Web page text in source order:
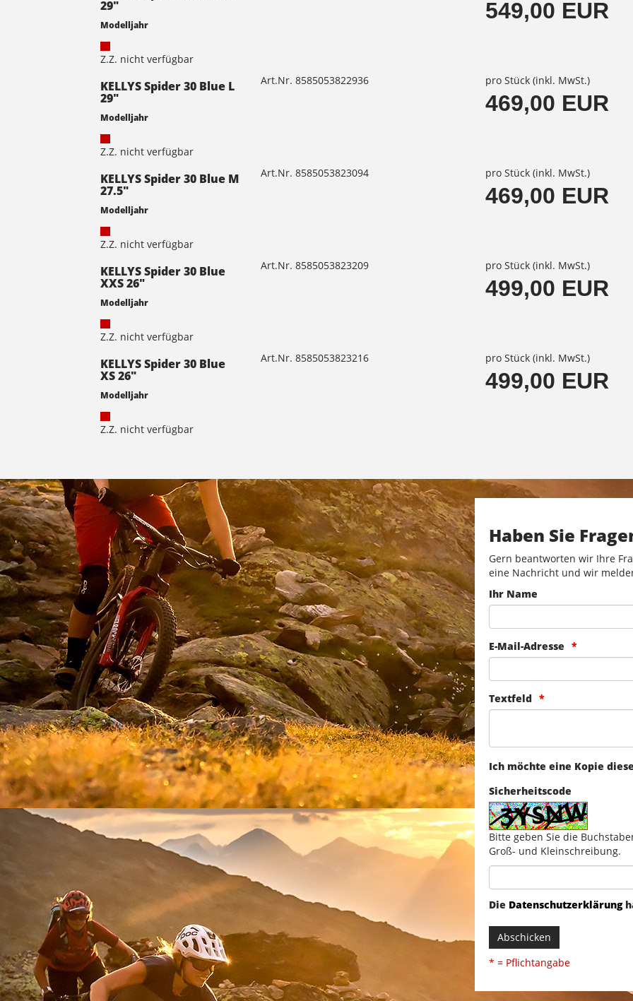
29"
Modelljahr
Z.Z. nicht verfügbar
549,00 EUR
KELLYS Spider 30 Blue L
29"
Modelljahr
Z.Z. nicht verfügbar
Art.Nr. 8585053822936 pro Stück (inkl. MwSt.)
469,00 EUR
KELLYS Spider 30 Blue M
27.5"
Modelljahr
Z.Z. nicht verfügbar
Art.Nr. 8585053823094 pro Stück (inkl. MwSt.)
469,00 EUR
KELLYS Spider 30 Blue
XXS 26"
Modelljahr
Z.Z. nicht verfügbar
Art.Nr. 8585053823209 pro Stück (inkl. MwSt.)
499,00 EUR
KELLYS Spider 30 Blue
XS 26"
Modelljahr
Z.Z. nicht verfügbar
Art.Nr. 8585053823216 pro Stück (inkl. MwSt.)
499,00 EUR
Haben Sie
Gern beantworten wir Ihre
eine Nachricht und wir
Ihr Name
E-Mail-Adresse
Textfeld
Ich möchte eine Kopie
Sicherheitscode
Bitte geben Sie die
Groß- und Kleinschreibung.
Die Datenschutzerklärung
Abschicken
* = Pflichtangabe